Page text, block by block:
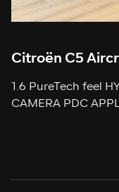
Citroën C5
1.6 PureTech feel
CAMERA PDC